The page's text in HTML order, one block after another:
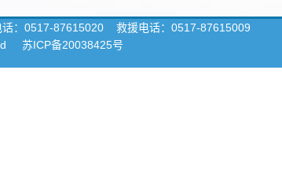
：0517-87615020 救援电话：0517-87615009
苏ICP备20038425号